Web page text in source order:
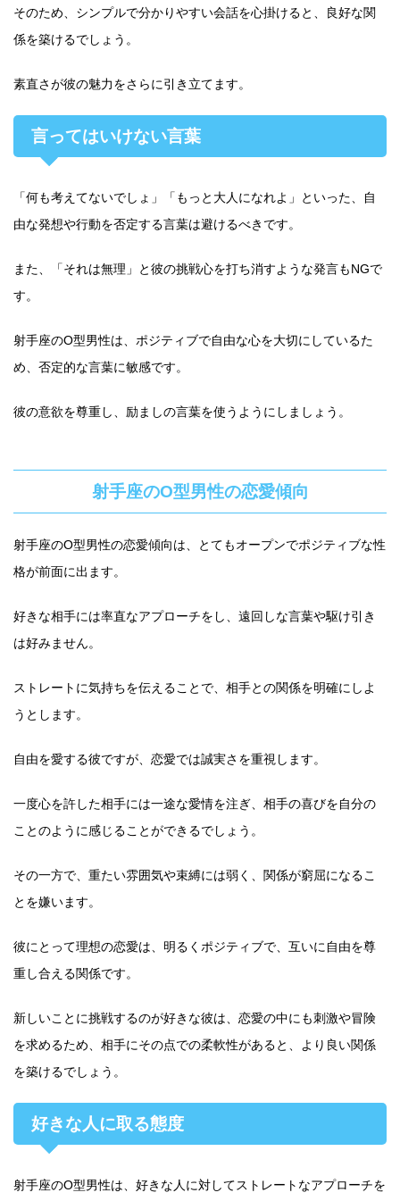
そのため、シンプルで分かりやすい会話を心掛けると、良好な関
係を築けるでしょう。
素直さが彼の魅力をさらに引き立てます。
言ってはいけない言葉
「何も考えてないでしょ」「もっと大人になれよ」といった、自
由な発想や行動を否定する言葉は避けるべきです。
また、「それは無理」と彼の挑戦心を打ち消すような発言もNGで
す。
射手座のO型男性は、ポジティブで自由な心を大切にしているた
め、否定的な言葉に敏感です。
彼の意欲を尊重し、励ましの言葉を使うようにしましょう。
射手座のO型男性の恋愛傾向
射手座のO型男性の恋愛傾向は、とてもオープンでポジティブな性
格が前面に出ます。
好きな相手には率直なアプローチをし、遠回しな言葉や駆け引き
は好みません。
ストレートに気持ちを伝えることで、相手との関係を明確にしよ
うとします。
自由を愛する彼ですが、恋愛では誠実さを重視します。
一度心を許した相手には一途な愛情を注ぎ、相手の喜びを自分の
ことのように感じることができるでしょう。
その一方で、重たい雰囲気や束縛には弱く、関係が窮屈になるこ
とを嫌います。
彼にとって理想の恋愛は、明るくポジティブで、互いに自由を尊
重し合える関係です。
新しいことに挑戦するのが好きな彼は、恋愛の中にも刺激や冒険
を求めるため、相手にその点での柔軟性があると、より良い関係
を築けるでしょう。
好きな人に取る態度
射手座のO型男性は、好きな人に対してストレートなアプローチを